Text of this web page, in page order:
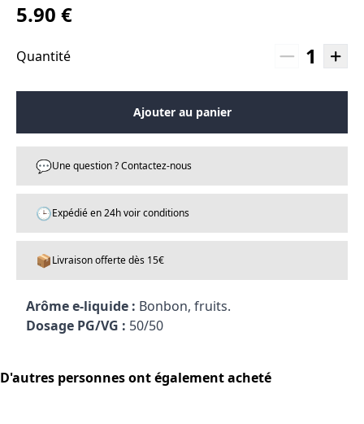
5.90 €
Quantité 1
Ajouter au panier
💬Une question ? Contactez-nous
🕒Expédié en 24h voir conditions
📦Livraison offerte dès 15€
Arôme e-liquide : Bonbon, fruits.
Dosage PG/VG : 50/50
D'autres personnes ont également acheté